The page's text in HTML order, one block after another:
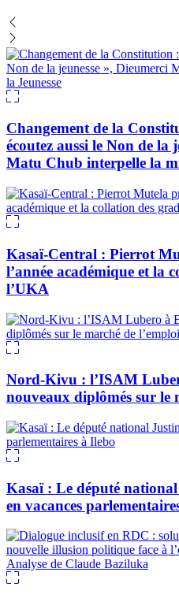
Changement de la
écoutez aussi le Non de la
Matu Chub interpelle la
Kasaï-Central : Pierrot
l’année académique et la
l’UKA
Nord-Kivu : l’ISAM
nouveaux diplômés sur le
Kasaï : Le député
en vacances